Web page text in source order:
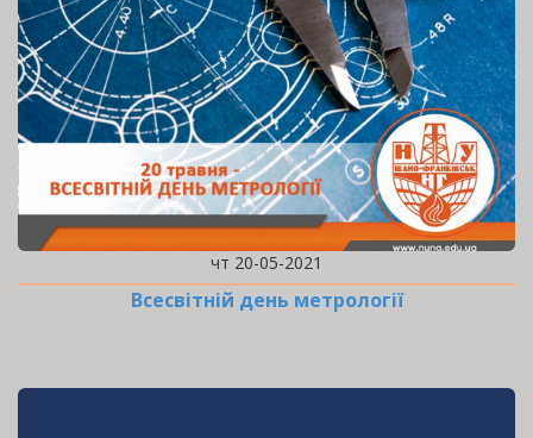
чт 20-05-2021
Всесвітній день метрології